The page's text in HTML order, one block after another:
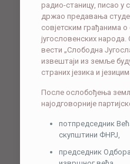
радио-станицу, писао у
држао предавања
совјетским грађанима
југословенских
вести „Слободна
извештаји из земље
страних језика и
После ослобођења
најодговорније
потпредседник
скупштини ФНРЈ,
председник